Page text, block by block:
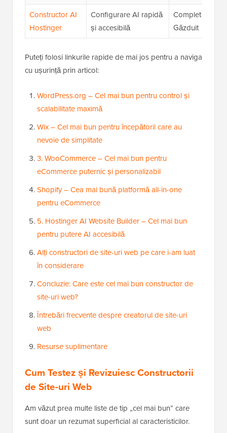
Constructor AI
Hostinger
Configurare AI rapidă
și accesibilă
Complet
Găzduit
Puteți folosi linkurile rapide de mai jos pentru a naviga
cu ușurință prin articol:
WordPress.org – Cel mai bun pentru control și
scalabilitate maximă
Wix – Cel mai bun pentru începătorii care au
nevoie de simplitate
3. WooCommerce – Cel mai bun pentru
eCommerce puternic și personalizabil
Shopify – Cea mai bună platformă all-in-one
pentru eCommerce
5. Hostinger AI Website Builder – Cel mai bun
pentru putere AI accesibilă
Alți constructori de site-uri web pe care i-am luat
în considerare
Concluzie: Care este cel mai bun constructor de
site-uri web?
Întrebări frecvente despre creatorul de site-uri
web
Resurse suplimentare
Cum Testez și Revizuiesc Constructorii
de Site-uri Web
Am văzut prea multe liste de tip „cel mai bun” care
sunt doar un rezumat superficial al caracteristicilor.